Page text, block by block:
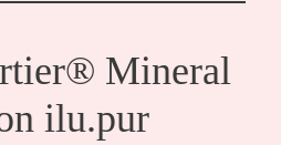
Mineral
ilu.pur